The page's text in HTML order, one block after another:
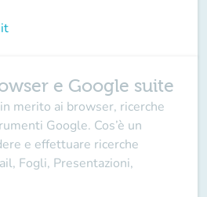
e Google suite
merito ai browser, ricerche
Google. Cos’è un
e effettuare ricerche
Fogli, Presentazioni,